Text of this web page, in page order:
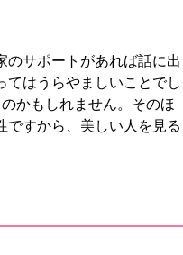
のサポートがあれば話に出
てはうらやましいことでし
かもしれません。そのほ
ですから、美しい人を見る